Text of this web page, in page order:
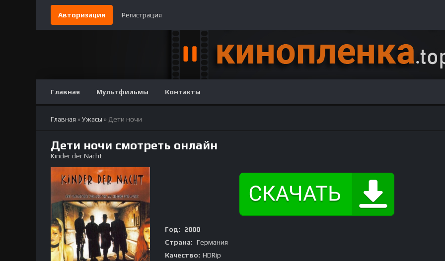
Авторизация Регистрация
Главная Мультфильмы Контакты
Главная »Ужасы » Дети ночи
Дети ночи смотреть онлайн
Kinder der Nacht
Год:
2000
Страна: Германия
Качество: HDRip